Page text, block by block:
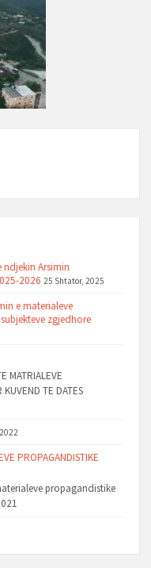
ndjekin Arsimin
2026 25 Shtator, 2025
e materialeve
zgjedhore
MATRIALEVE
TE DATES
PROPAGANDISTIKE
propagandistike